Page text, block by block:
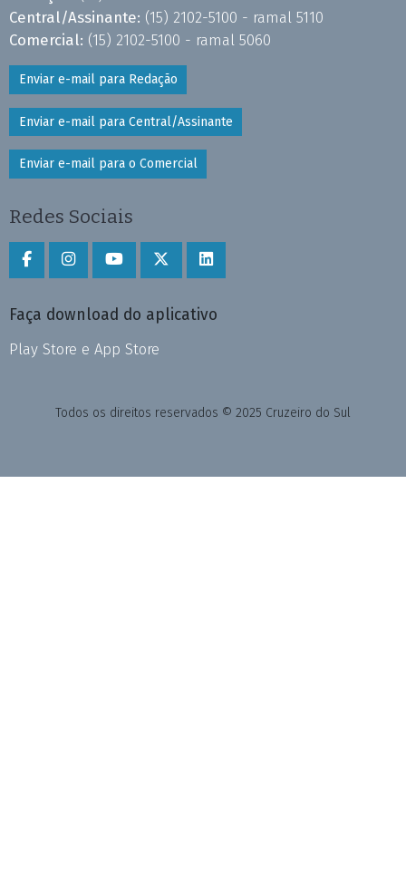
Central/Assinante: (15) 2102-5100 - ramal 5110
Comercial: (15) 2102-5100 - ramal 5060
Enviar e-mail para Redação
Enviar e-mail para Central/Assinante
Enviar e-mail para o Comercial
Redes Sociais
Faça download do aplicativo
Play Store e App Store
Todos os direitos reservados © 2025 Cruzeiro do Sul